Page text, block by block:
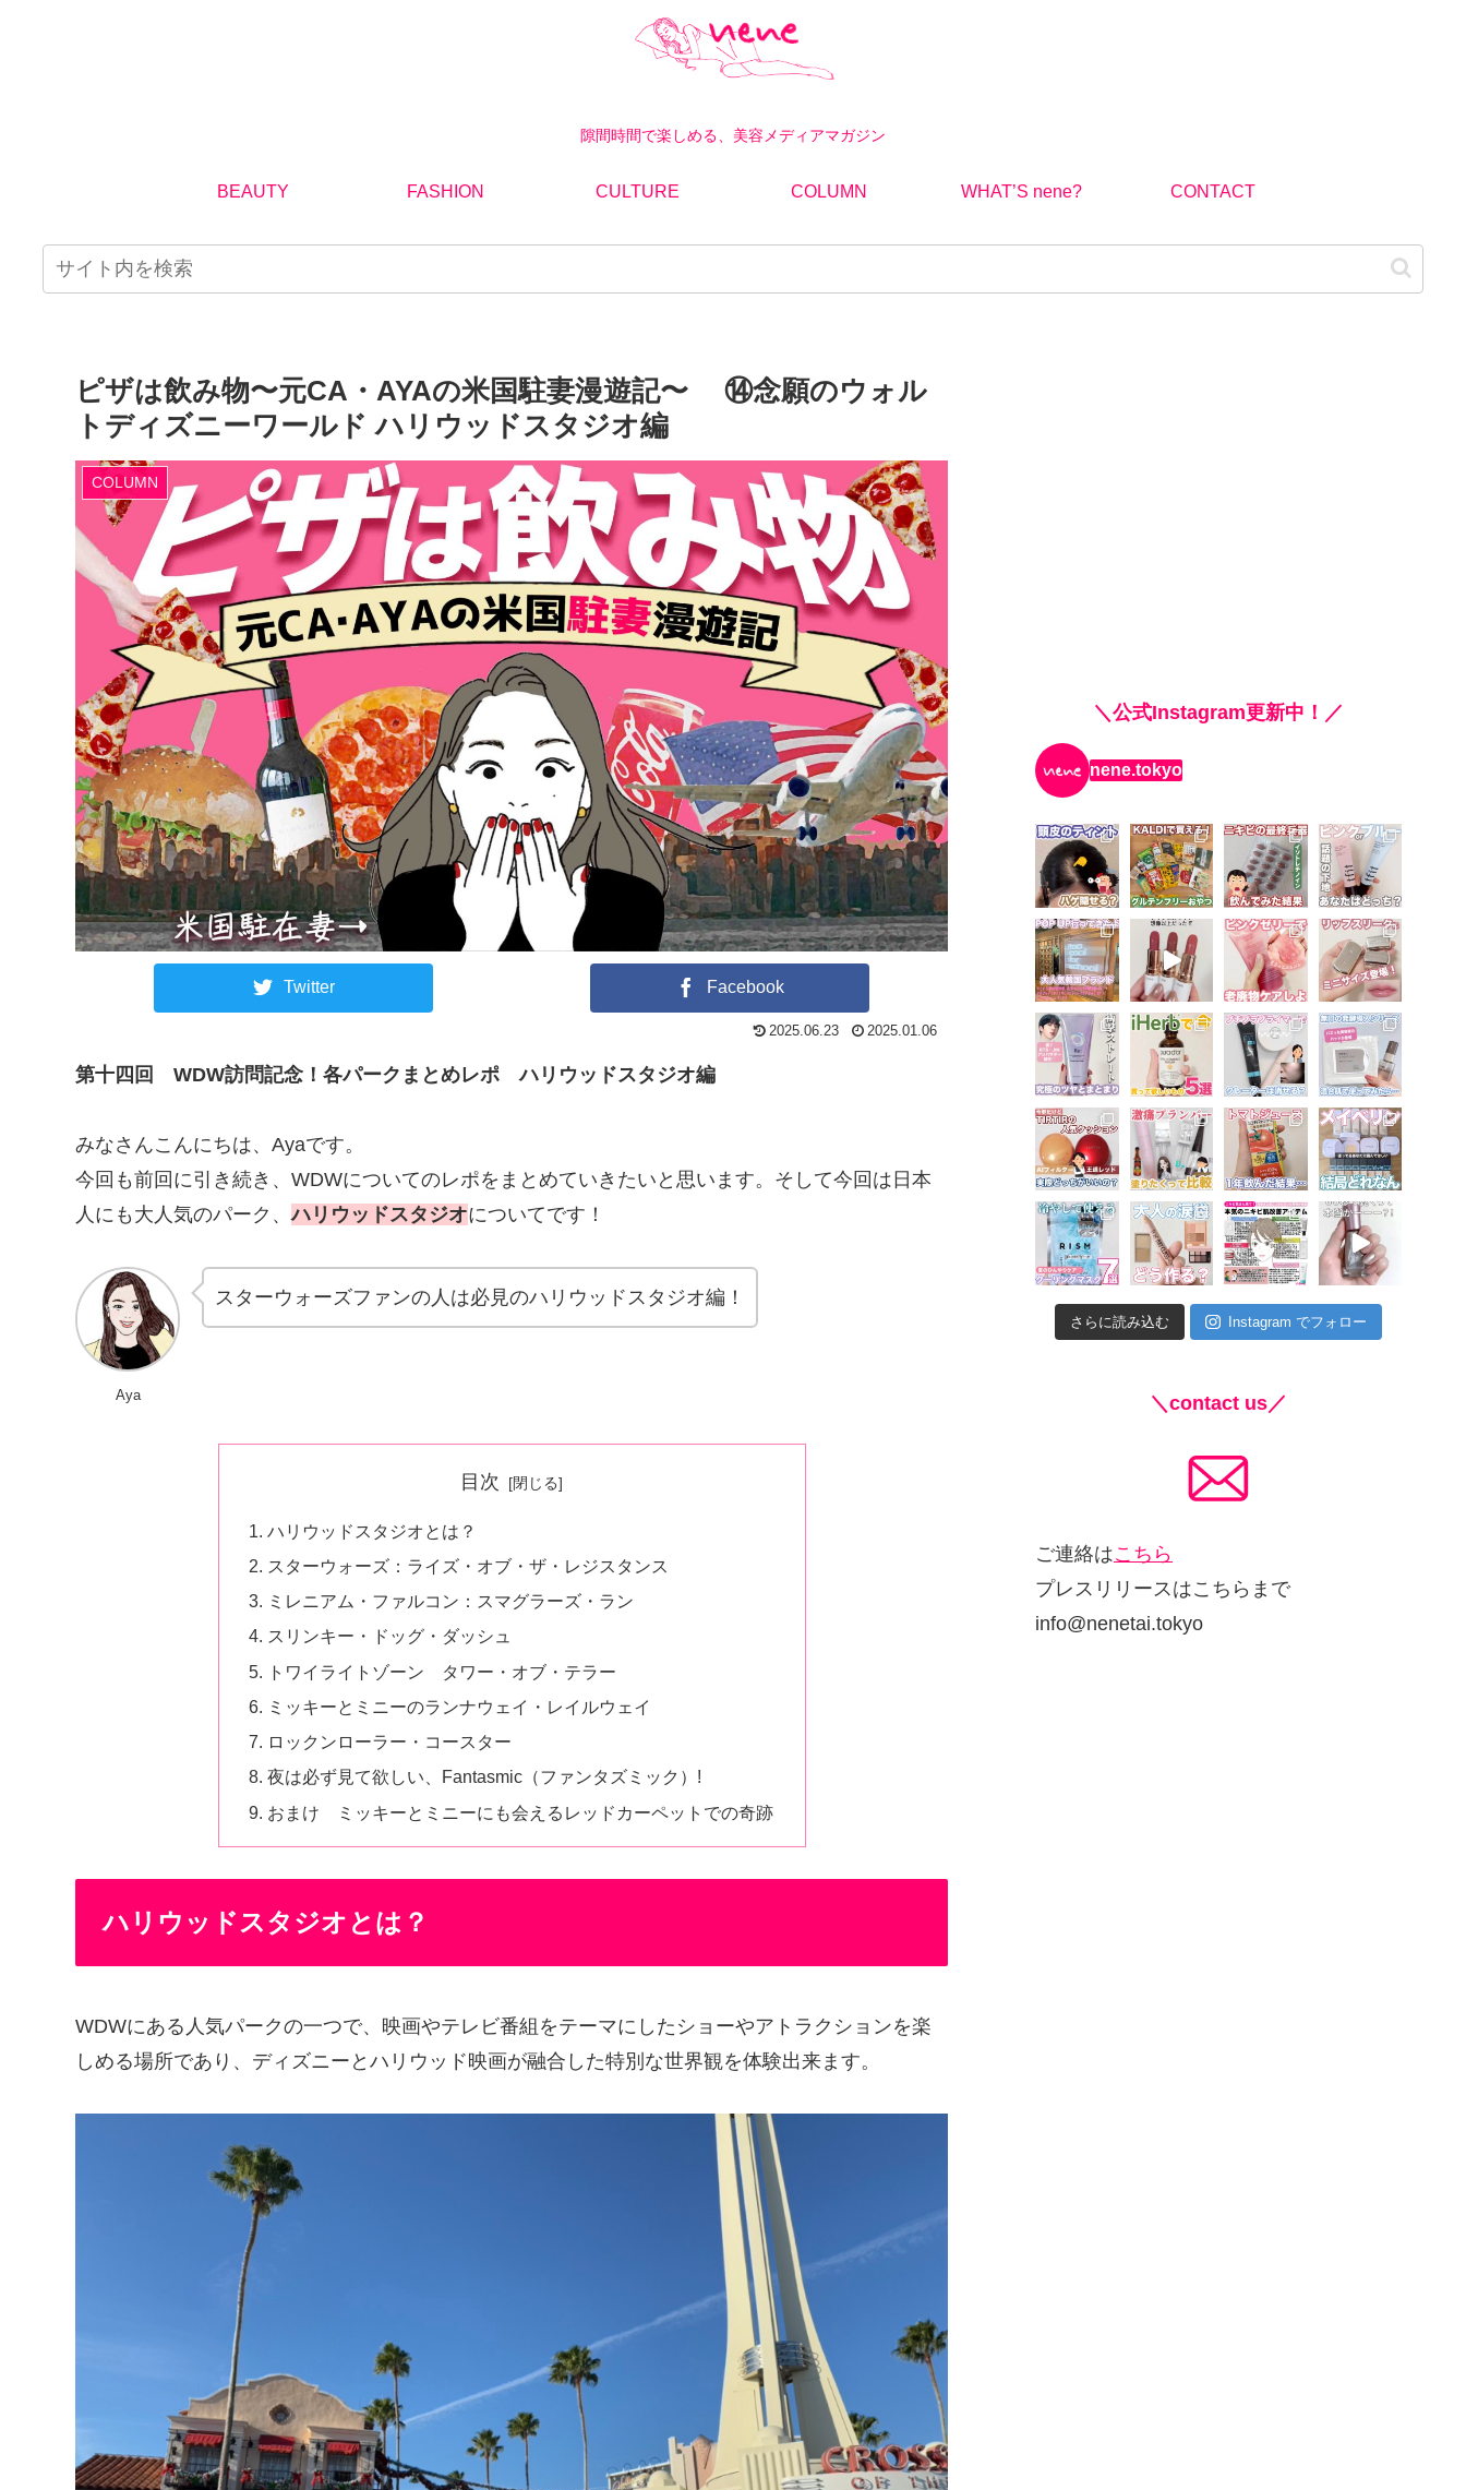
隙間時間で楽しめる、美容メディアマガジン
BEAUTY FASHION CULTURE COLUMN WHAT’S nene? CONTACT
ピザは飲み物〜元CA・AYAの米国駐妻漫遊記〜 ⑭念願のウォル
トディズニーワールド ハリウッドスタジオ編
COLUMN
Twitter Facebook
2025.06.23 2025.01.06
第十四回 WDW訪問記念！各パークまとめレポ ハリウッドスタジオ編
みなさんこんにちは、Ayaです。
今回も前回に引き続き、WDWについてのレポをまとめていきたいと思います。そして今回は日本
人にも大人気のパーク、ハリウッドスタジオについてです！
Aya
スターウォーズファンの人は必見のハリウッドスタジオ編！
目次
ハリウッドスタジオとは？
スターウォーズ：ライズ・オブ・ザ・レジスタンス
ミレニアム・ファルコン：スマグラーズ・ラン
スリンキー・ドッグ・ダッシュ
トワイライトゾーン タワー・オブ・テラー
ミッキーとミニーのランナウェイ・レイルウェイ
ロックンローラー・コースター
夜は必ず見て欲しい、Fantasmic（ファンタズミック）!
おまけ ミッキーとミニーにも会えるレッドカーペットでの奇跡
ハリウッドスタジオとは？
WDWにある人気パークの一つで、映画やテレビ番組をテーマにしたショーやアトラクションを楽
しめる場所であり、ディズニーとハリウッド映画が融合した特別な世界観を体験出来ます。
＼公式Instagram更新中！／
nene.tokyo
さらに読み込む Instagram でフォロー
＼contact us／
ご連絡はこちら
プレスリリースはこちらまで
info@nenetai.tokyo